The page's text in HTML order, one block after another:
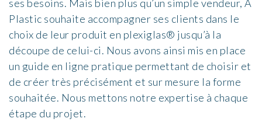
ses besoins. Mais bien plus qu’un simple vendeur, A
Plastic souhaite accompagner ses clients dans le
choix de leur produit en plexiglas® jusqu’à la
découpe de celui-ci. Nous avons ainsi mis en place
un guide en ligne pratique permettant de choisir et
de créer très précisément et sur mesure la forme
souhaitée. Nous mettons notre expertise à chaque
étape du projet.